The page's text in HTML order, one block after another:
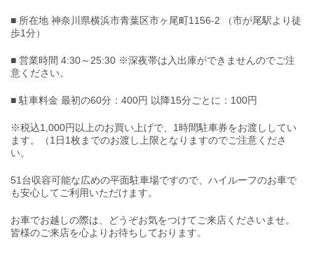
■ 所在地 神奈川県横浜市青葉区市ヶ尾町1156-2 （市が尾駅より徒
歩1分）
■ 営業時間 4:30～25:30 ※深夜帯は入出庫ができませんのでご注
意ください。
■ 駐車料金 最初の60分：400円 以降15分ごとに：100円
※税込1,000円以上のお買い上げで、1時間駐車券をお渡ししてい
ます。（1日1枚までのお渡し上限となりますのでご注意くださ
い。
51台収容可能な広めの平面駐車場ですので、ハイルーフのお車で
も安心してご利用いただけます。
お車でお越しの際は、どうぞお気をつけてご来店くださいませ。
皆様のご来店を心よりお待ちしております。